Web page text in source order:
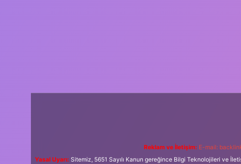
Reklam ve İletişim: E-mail:
Yasal Uyarı: Sitemiz, 5651 Sayılı Kanun gereğince Bilgi Teknolojileri ve